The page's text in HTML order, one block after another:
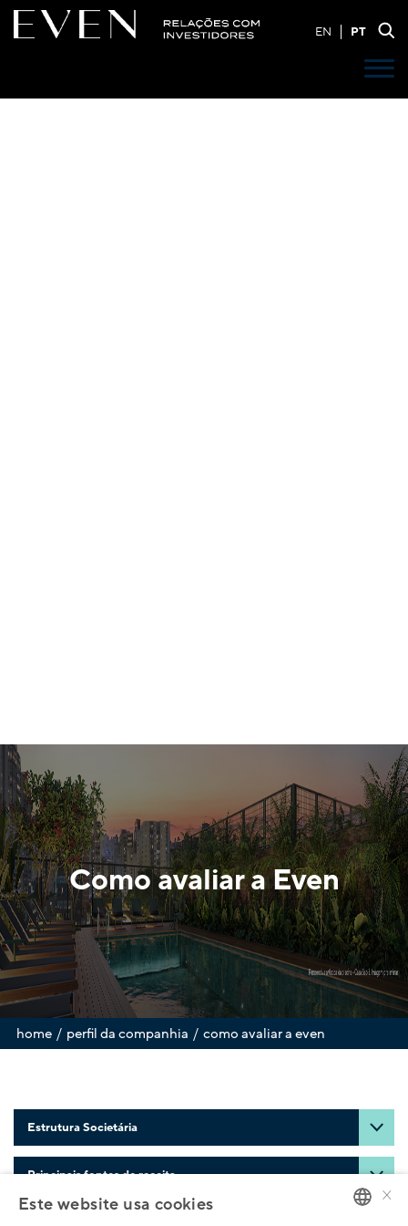
EN PT
Como avaliar a Even
home / perfil da companhia / como avaliar a even
Estrutura Societária
Principais fontes de receita
×
Este website usa cookies